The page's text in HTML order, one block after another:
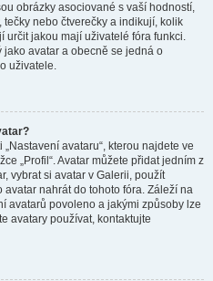
obrázky asociované s vaší hodností,
nebo čtverečky a indikují, kolik
určit jakou mají uživatelé fóra funkci.
jako avatar a obecně se jedná o
uživatele.
avataru“, kterou najdete ve
„Profil“. Avatar můžete přidat jedním z
vybrat si avatar v Galerii, použít
nahrát do tohoto fóra. Záleží na
avatarů povoleno a jakými způsoby lze
avatary používat, kontaktujte